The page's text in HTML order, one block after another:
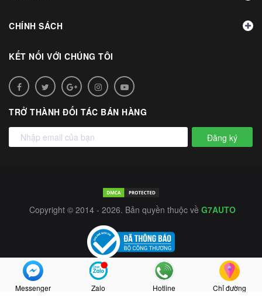
CHÍNH SÁCH
KẾT NỐI VỚI CHÚNG TÔI
TRỞ THÀNH ĐỐI TÁC BÁN HÀNG
Đăng ký
Copyright © 2014 - 2026. Bản quyền thuộc về G7AUTO
Messenger Zalo Hotline Chỉ đường